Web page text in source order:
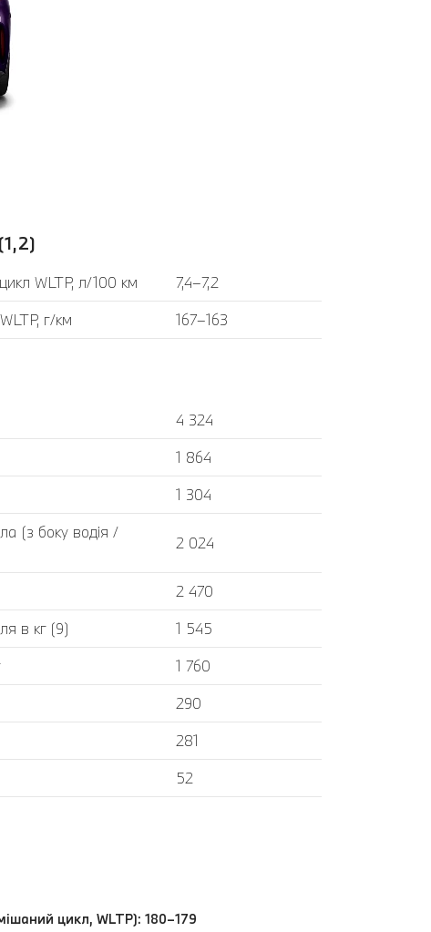
WLTP, л/100 км
7,4–7,2
г/км
167–163
4 324
1 864
1 304
(з боку водія /
2 024
2 470
в кг (9)
1 545
1 760
290
281
52
цикл, WLTP): 180–179